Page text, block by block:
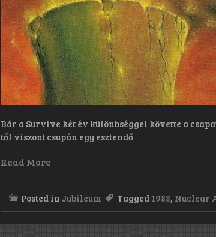
Bár a Survive két év különbséggel követte a
től viszont csupán egy esztendő
Read More
Posted in Jubileum Tagged 1988, Nuclear